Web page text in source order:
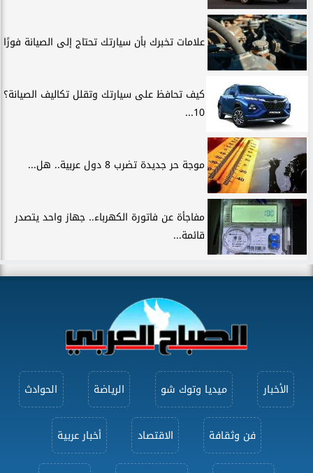
علامات تخبرك بأن سيارتك تحتاج إلى الصيانة فورًا
كيف تحافظ على سيارتك وتقلل تكاليف الصيانة؟
10...
موجة حر جديدة تضرب 8 دول عربية.. هل...
مفاجأة عن فاتورة الكهرباء.. جهاز واحد يتصدر
قائمة...
الأخبار ميديا وتوك شو الرياضة الحوادث
فن وثقافة الاقتصاد أخبار عربية